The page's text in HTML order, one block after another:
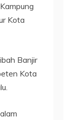
Kota
Banjir
Kota